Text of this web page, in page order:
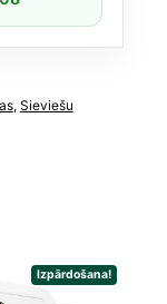
, Sieviešu
Izpārdošana!